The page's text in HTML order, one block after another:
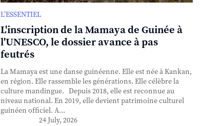
L’ESSENTIEL
L'inscription de la Mamaya de Guinée à
l'UNESCO, le dossier avance à pas
feutrés
La Mamaya est une danse guinéenne. Elle est née à Kankan,
en région. Elle rassemble les générations. Elle célèbre la
culture mandingue. Depuis 2018, elle est reconnue au
niveau national. En 2019, elle devient patrimoine culturel
guinéen officiel. A...
24 July, 2026